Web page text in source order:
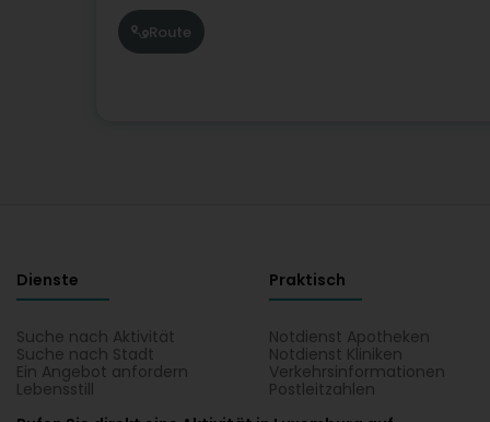
Route
Dienste
Suche nach Aktivität
Suche nach Stadt
Ein Angebot anfordern
Lebensstill
Praktisch
Notdienst Apotheken
Notdienst Kliniken
Verkehrsinformationen
Postleitzahlen